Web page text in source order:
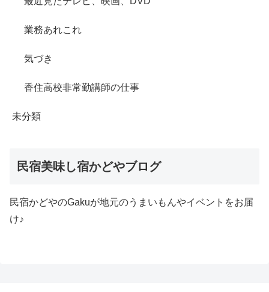
業務あれこれ
気づき
香住高校非常勤講師の仕事
未分類
民宿美味し宿かどやブログ
民宿かどやのGakuが地元のうまいもんやイベントをお届
け♪